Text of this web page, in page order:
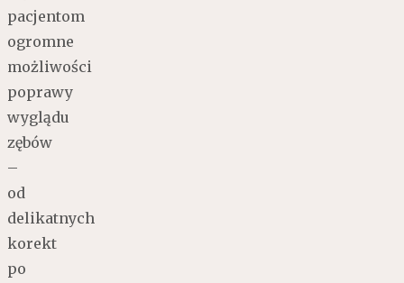
pacjentom
ogromne
możliwości
poprawy
wyglądu
zębów
–
od
delikatnych
korekt
po